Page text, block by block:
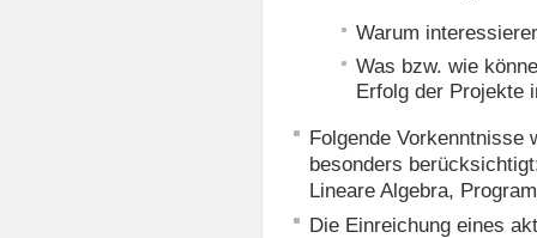
Warum
Was bzw. wie
Erfolg der Projekte
Folgende Vorkenntnisse
besonders
Lineare Algebra,
Die Einreichung eines